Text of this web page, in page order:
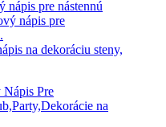
na dekoráciu steny,